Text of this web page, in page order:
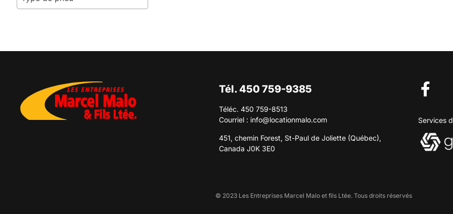
Tél. 450 759-9385
Téléc. 450 759-8513
Courriel : info@locationmalo.com
451, chemin Forest, St-Paul de Joliette (Québec),
Canada J0K 3E0
Services
© 2023 Les Entreprises Marcel Malo et fils Ltée. Tous droits réservés